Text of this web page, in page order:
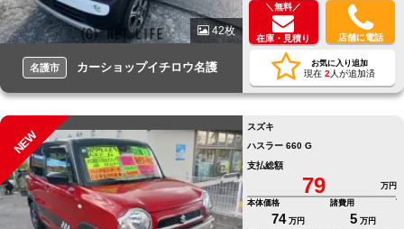
42枚
名護市 カーショップイチロウ名護
＼無料／
在庫・見積り 店舗に電話
お気に入り追加
現在 2 人が追加済
NEW
スズキ
ハスラー 660 G
支払総額
79
万円
本体価格
74 万円
諸費用
5 万円